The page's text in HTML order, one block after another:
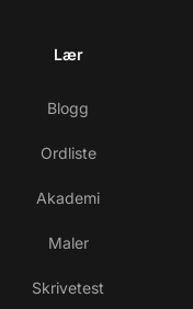
Lær
Blogg
Ordliste
Akademi
Maler
Skrivetest